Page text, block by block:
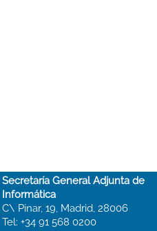
Secretaría General Adjunta de
Informática
C\ Pinar, 19, Madrid, 28006
Tel: +34 91 568 0200